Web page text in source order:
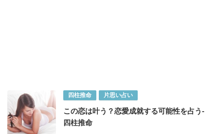
四柱推命 片思い占い
この恋は叶う？恋愛成就する可能性を占う-
四柱推命